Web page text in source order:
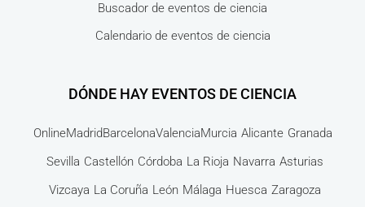
Buscador de eventos de ciencia
Calendario de eventos de ciencia
DÓNDE HAY EVENTOS DE CIENCIA
OnlineMadridBarcelonaValenciaMurcia Alicante Granada
Sevilla Castellón Córdoba La Rioja Navarra Asturias
Vizcaya La Coruña León Málaga Huesca Zaragoza